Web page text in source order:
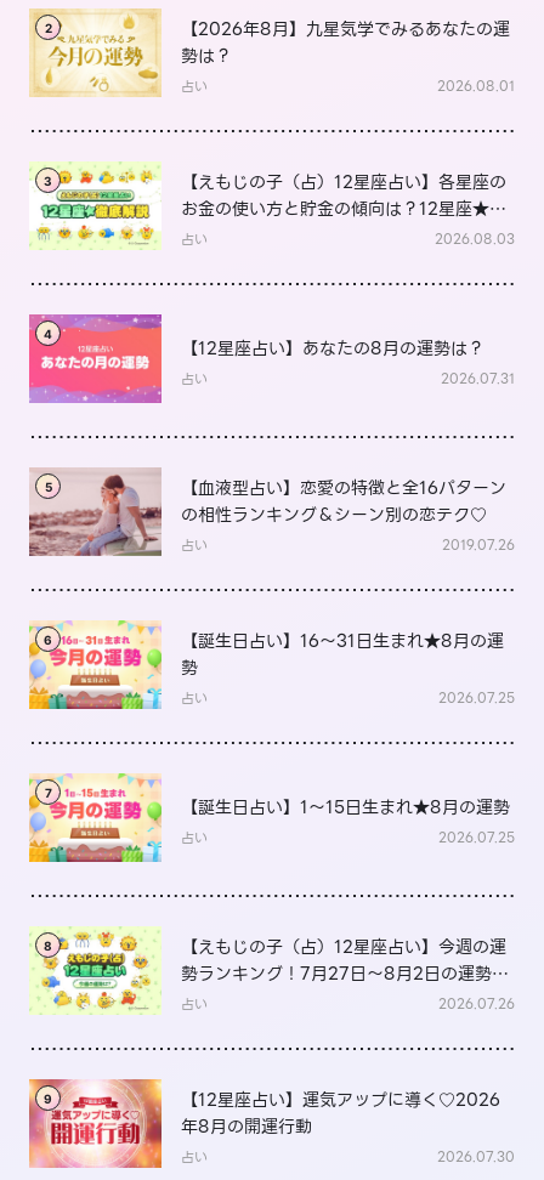
2
【2026年8月】九星気学でみるあなたの運
勢は？
占い 2026.08.01
3
【えもじの子（占）12星座占い】各星座の
お金の使い方と貯金の傾向は？12星座★徹
底解説
占い 2026.08.03
4
【12星座占い】あなたの8月の運勢は？
占い 2026.07.31
5
【血液型占い】恋愛の特徴と全16パターン
の相性ランキング＆シーン別の恋テク♡
占い 2019.07.26
6
【誕生日占い】16～31日生まれ★8月の運
勢
占い 2026.07.25
7
【誕生日占い】1～15日生まれ★8月の運勢
占い 2026.07.25
8
【えもじの子（占）12星座占い】今週の運
勢ランキング！7月27日～8月2日の運勢
は？
占い 2026.07.26
9
【12星座占い】運気アップに導く♡2026
年8月の開運行動
占い 2026.07.30